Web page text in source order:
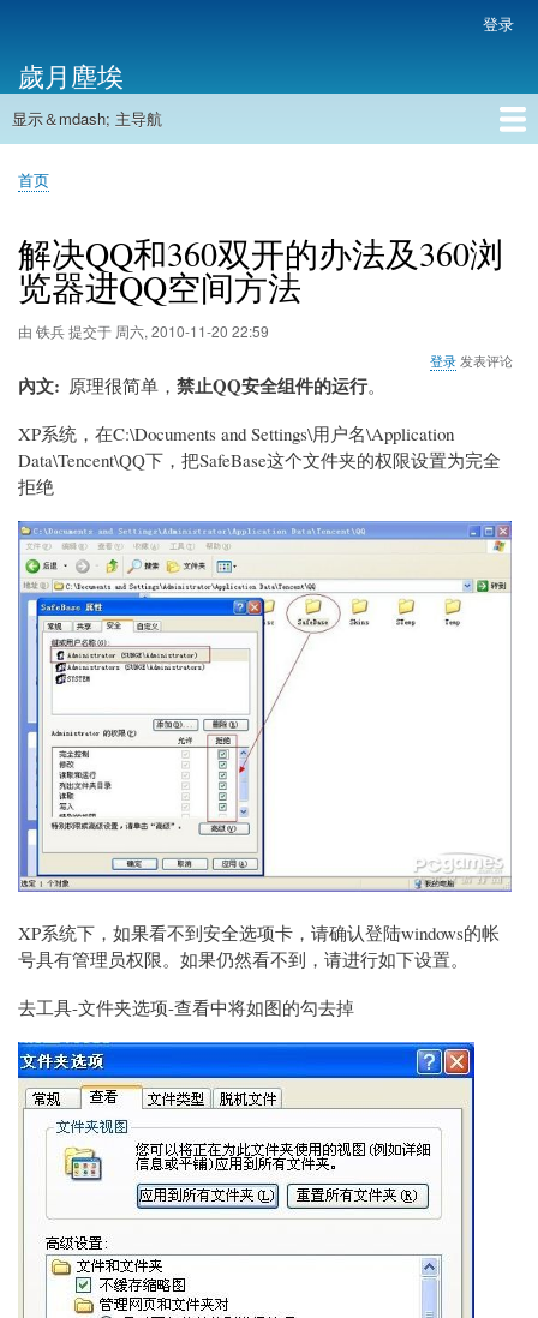
主
内
帐
户
菜
单
登录
歲月塵埃
主
航
显示＆mdash; 主导航
首页
面
屑
首页
解决QQ和360双开的办法及360浏
览器进QQ空间方法
由 铁兵提交于 周六, 2010-11-20 22:59
登录 发表评论
內文 原理很简单，禁止QQ安全组件的运行。
XP系统，在C:\Documents and Settings\用户名\Application
Data\Tencent\QQ下，把SafeBase这个文件夹的权限设置为完全
拒绝
XP系统下，如果看不到安全选项卡，请确认登陆windows的帐
号具有管理员权限。如果仍然看不到，请进行如下设置。
去工具-文件夹选项-查看中将如图的勾去掉